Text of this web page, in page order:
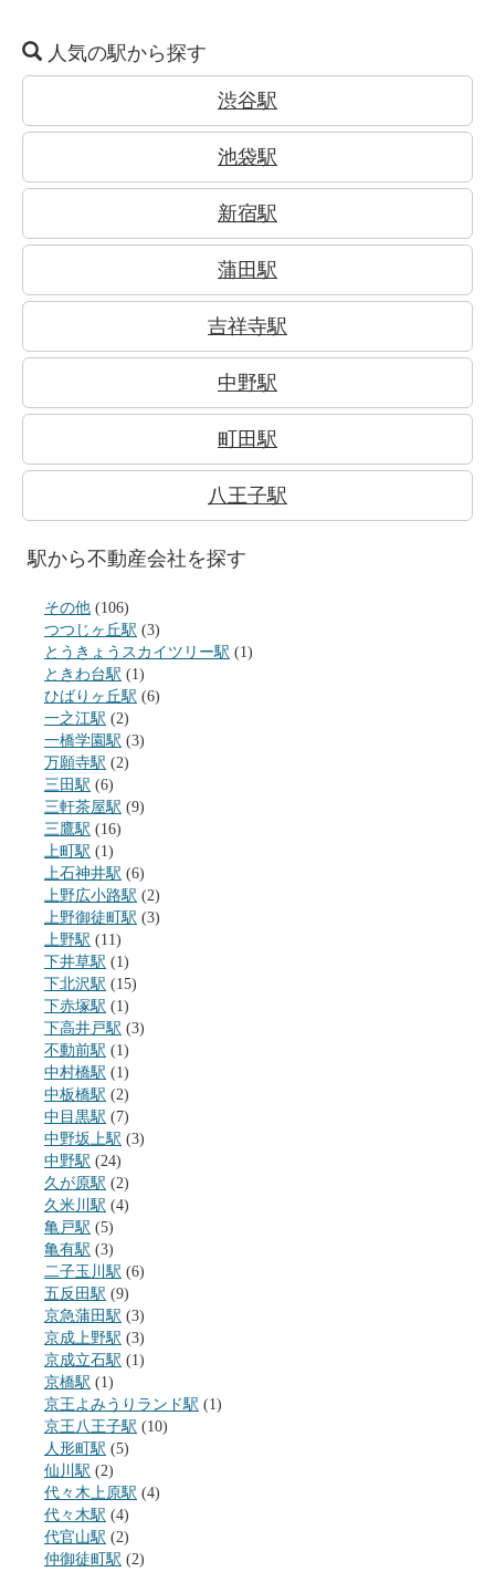
人気の駅から探す
渋谷駅
池袋駅
新宿駅
蒲田駅
吉祥寺駅
中野駅
町田駅
八王子駅
駅から不動産会社を探す
その他 (106)
つつじヶ丘駅 (3)
とうきょうスカイツリー駅 (1)
ときわ台駅 (1)
ひばりヶ丘駅 (6)
一之江駅 (2)
一橋学園駅 (3)
万願寺駅 (2)
三田駅 (6)
三軒茶屋駅 (9)
三鷹駅 (16)
上町駅 (1)
上石神井駅 (6)
上野広小路駅 (2)
上野御徒町駅 (3)
上野駅 (11)
下井草駅 (1)
下北沢駅 (15)
下赤塚駅 (1)
下高井戸駅 (3)
不動前駅 (1)
中村橋駅 (1)
中板橋駅 (2)
中目黒駅 (7)
中野坂上駅 (3)
中野駅 (24)
久が原駅 (2)
久米川駅 (4)
亀戸駅 (5)
亀有駅 (3)
二子玉川駅 (6)
五反田駅 (9)
京急蒲田駅 (3)
京成上野駅 (3)
京成立石駅 (1)
京橋駅 (1)
京王よみうりランド駅 (1)
京王八王子駅 (10)
人形町駅 (5)
仙川駅 (2)
代々木上原駅 (4)
代々木駅 (4)
代官山駅 (2)
仲御徒町駅 (2)